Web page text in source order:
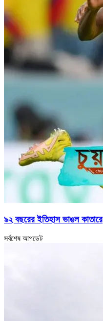
৯২ বছরের ইতিহাস ভাঙল কাতারে
সর্বশেষ আপডেট